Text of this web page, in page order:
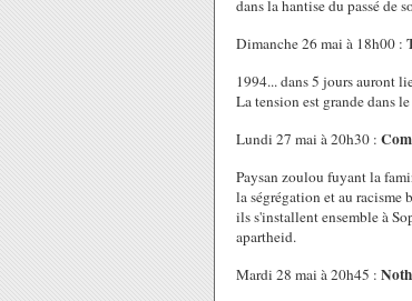
dans la hantise du passé de
Dimanche 26 mai à 18h00 :
1994... dans 5 jours auront
La tension est grande dans
Lundi 27 mai à 20h30 :
Paysan zoulou fuyant la
la ségrégation et au racisme
ils s'installent ensemble à
apartheid.
Mardi 28 mai à 20h45 :